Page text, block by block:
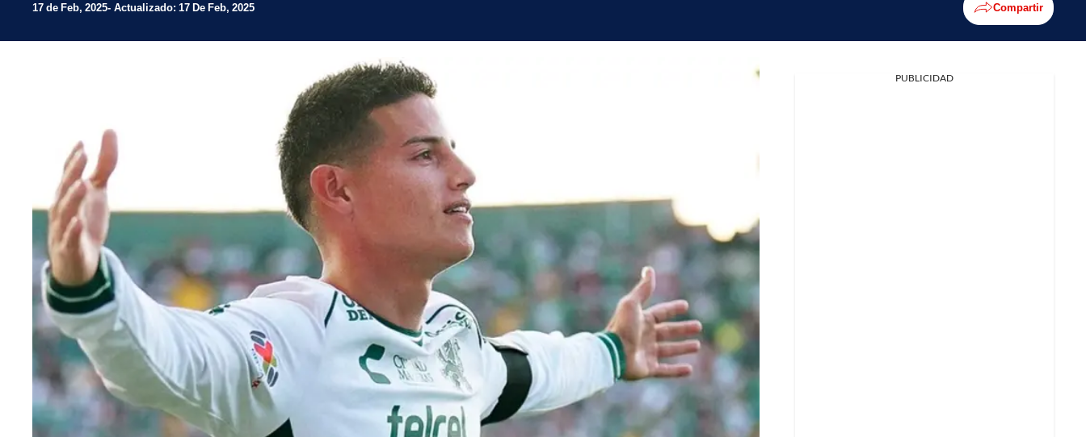
17 de Feb, 2025 Actualizado: 17 De Feb, 2025 Compartir
PUBLICIDAD